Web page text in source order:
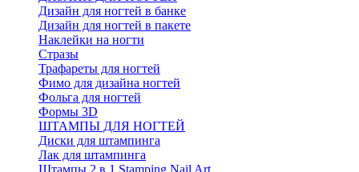
Дизайн для ногтей в банке
Дизайн для ногтей в пакете
Наклейки на ногти
Стразы
Трафареты для ногтей
Фимо для дизайна ногтей
Фольга для ногтей
Формы 3D
ШТАМПЫ ДЛЯ НОГТЕЙ
Диски для штампинга
Лак для штампинга
Штампы 2 в 1 Stamping Nail Art